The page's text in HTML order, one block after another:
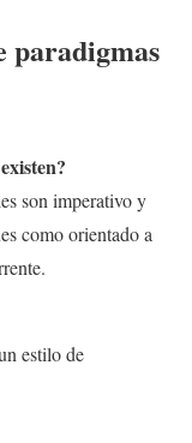
paradigmas
son imperativo y
como orientado a
estilo de